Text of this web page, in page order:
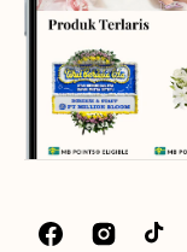
FacebookInstagramTikTok